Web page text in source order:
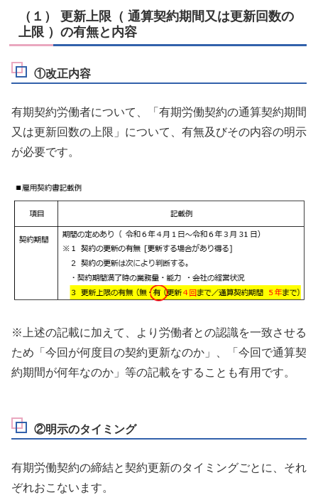
（１） 更新上限（ 通算契約期間又は更新回数の
上限 ）の有無と内容
①改正内容
有期契約労働者について、「有期労働契約の通算契約期間
又は更新回数の上限」について、有無及びその内容の明示
が必要です。
※上述の記載に加えて、より労働者との認識を一致させる
ため「今回が何度目の契約更新なのか」、「今回で通算契
約期間が何年なのか」等の記載をすることも有用です。
②明示のタイミング
有期労働契約の締結と契約更新のタイミングごとに、それ
ぞれおこないます。